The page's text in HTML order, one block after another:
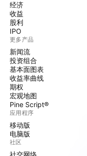
经济
收益
股利
IPO
更多产品
新闻流
投资组合
基本面图表
收益率曲线
期权
宏观地图
Pine Script®
应用程序
移动版
电脑版
社区
社交网络